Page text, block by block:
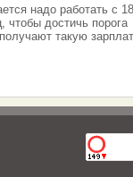
надо работать с
чтобы достичь порога
такую